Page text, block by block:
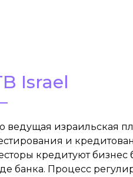
Israel
ведущая израильская
и
кредитуют бизнес
банка. Процесс